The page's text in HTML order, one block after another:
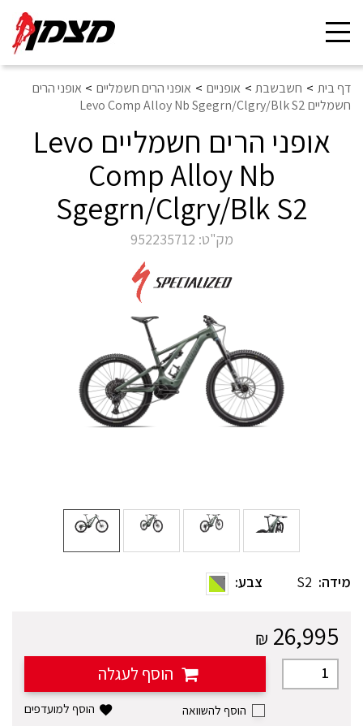
Toggle
navigation
דף בית חשבשבת אופניים אופני הרים חשמליים
אופני הרים
חשמליים Levo Comp Alloy Nb Sgegrn/Clgry/Blk S2
אופני הרים חשמליים Levo
Comp Alloy Nb
Sgegrn/Clgry/Blk S2
מק"ט: 952235712
מידה: S2 צבע:
26,995
₪
הוסף לעגלה
הוסף למועדפים